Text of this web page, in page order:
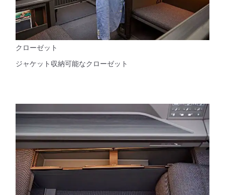
クローゼット
ジャケット収納可能なクローゼット